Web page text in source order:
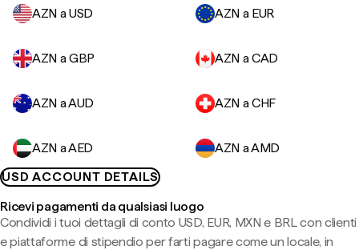
AZN a USD
AZN a EUR
AZN a GBP AZN a CAD
AZN a AUD AZN a CHF
AZN a AED
AZN a AMD
USD ACCOUNT DETAILS
Ricevi pagamenti da qualsiasi luogo
Condividi i tuoi dettagli di conto USD, EUR, MXN e BRL con clienti
e piattaforme di stipendio per farti pagare come un locale, in